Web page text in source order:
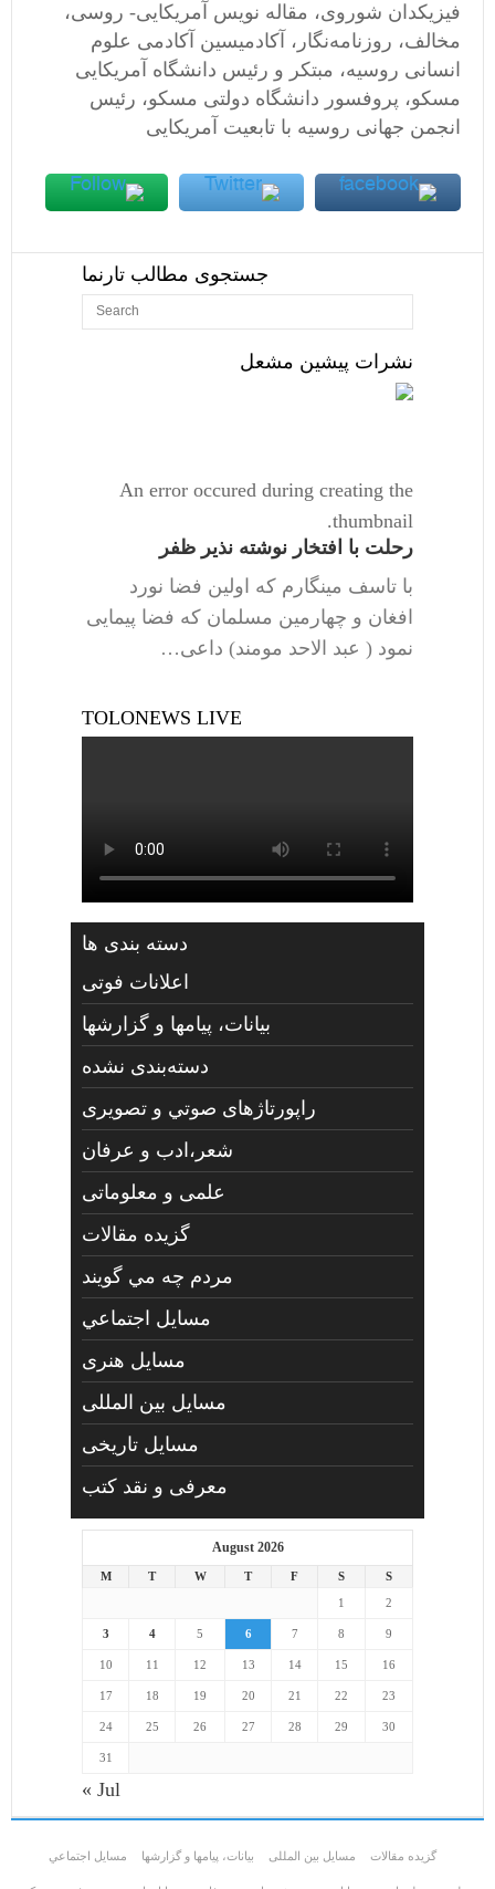
فیزیکدان شوروی، مقاله نویس آمریکایی- روسی،
مخالف، روزنامه‌نگار، آکادمیسین آکادمی علوم
انسانی روسیه، مبتکر و رئیس دانشگاه آمریکایی
مسکو، پروفسور دانشگاه دولتی مسکو، رئیس
انجمن جهانی روسیه با تابعیت آمریکایی
جستجوی مطالب تارنما
نشرات پیشین مشعل
An error occured during creating the
thumbnail.
رحلت با افتخار نوشته نذیر ظفر
با تاسف مینگارم که اولین فضا نورد
افغان و چهارمین مسلمان که فضا پیمایی
نمود ( عبد الاحد مومند) داعی…
TOLONEWS LIVE
دسته بندی ها
اعلانات فوتی
بیانات، پیامها و گزارشها
دسته‌بندی نشده
راپورتاژهای صوتي و تصويری
شعر،ادب و عرفان
علمی و معلوماتی
گزیده مقالات
مردم چه مي گويند
مسايل اجتماعي
مسايل هنری
مسایل بین المللی
مسایل تاریخی
معرفی و نقد کتب
August 2026
M T W T F S
S
1
2
3 4 5 6 7 8 9
10 11 12 13 14 15 16
17 18 19 20 21 22 23
24 25 26 27 28 29 30
31
« Jul
گزیده مقالات مسایل بین المللی بیانات، پیامها و گزارشها مسايل اجتماعي